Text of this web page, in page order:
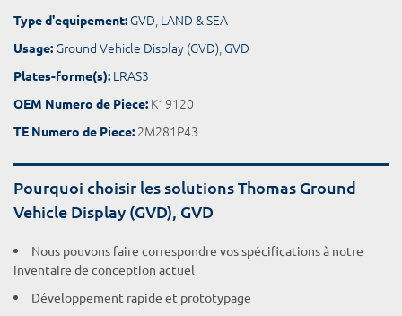
Type d'equipement: GVD, LAND & SEA
Usage: Ground Vehicle Display (GVD), GVD
Plates-forme(s): LRAS3
OEM Numero de Piece: K19120
TE Numero de Piece: 2M281P43
Pourquoi choisir les solutions Thomas Ground
Vehicle Display (GVD), GVD
Nous pouvons faire correspondre vos spécifications à notre
inventaire de conception actuel
Développement rapide et prototypage